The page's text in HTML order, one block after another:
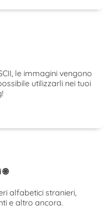
le immagini vengono
utilizzarli nei tuoi
alfabetici stranieri,
e altro ancora.